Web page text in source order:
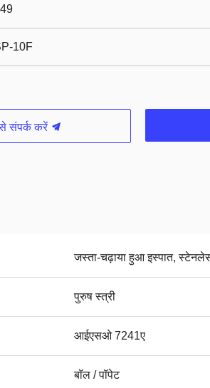
10F
संपर्क करें
जस्ता-चढ़ाया हुआ इस्पात,
पुरुष स्त्री
आईएसओ 7241ए
बॉल / पॉपेट